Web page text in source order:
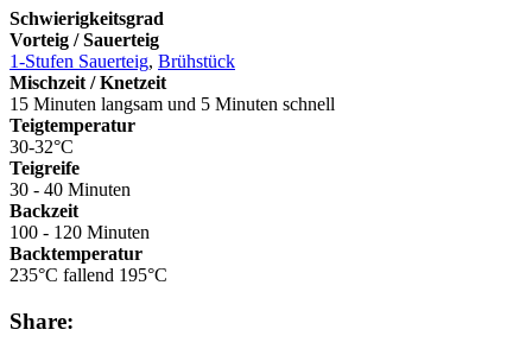
Schwierigkeitsgrad
Vorteig / Sauerteig
1-Stufen Sauerteig, Brühstück
Mischzeit / Knetzeit
15 Minuten langsam und 5 Minuten schnell
Teigtemperatur
30-32°C
Teigreife
30 - 40 Minuten
Backzeit
100 - 120 Minuten
Backtemperatur
235°C fallend 195°C
Share: